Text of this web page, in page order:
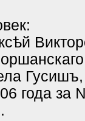
года за